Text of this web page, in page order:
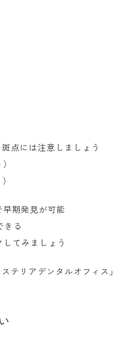
点には注意しましょう
期発見が可能
きる
てみましょう
テリアデンタルオフィス」